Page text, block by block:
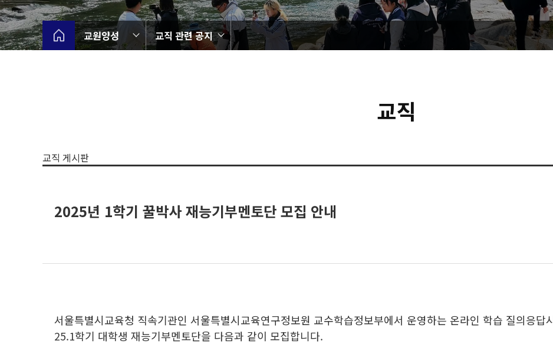
교원양성 교직 관련 공지
교직
교직 게시판
2025년 1학기 꿀박사 재능기부멘토단 모집 안내
서울특별시교육청 직속기관인 서울특별시교육연구정보원 교수학습정보부에서 운영하는 온라인 학습 질의응답
25.1학기 대학생 재능기부멘토단을 다음과 같이 모집합니다.